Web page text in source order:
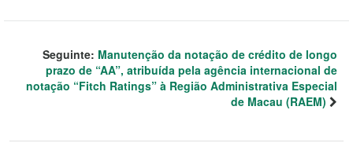
Seguinte: Manutenção da notação de crédito de longo
prazo de “AA”, atribuída pela agência internacional de
notação “Fitch Ratings” à Região Administrativa Especial
de Macau (RAEM)